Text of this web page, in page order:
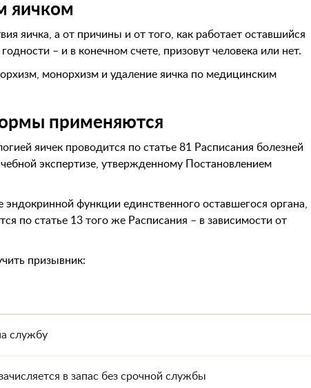
яичком
яичка, а от причины и от того, как работает оставшийся
– и в конечном счете, призовут человека или нет.
монорхизм и удаление яичка по медицинским
применяются
яичек проводится по статье 81 Расписания болезней
экспертизе, утвержденному Постановлением
эндокринной функции единственного оставшегося органа,
по статье 13 того же Расписания – в зависимости от
призывник:
службу
в запас без срочной службы